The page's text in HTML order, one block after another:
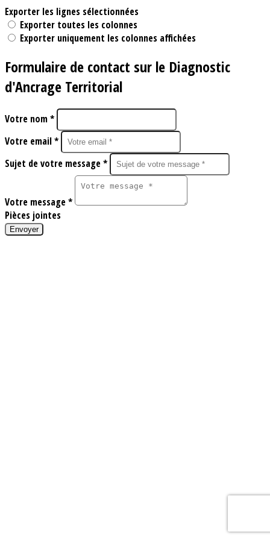
Exporter les lignes sélectionnées
Exporter toutes les colonnes
Exporter uniquement les colonnes affichées
Formulaire de contact sur le Diagnostic
d'Ancrage Territorial
Votre nom *
Votre email *
Sujet de votre message *
Votre message *
Pièces jointes
Envoyer